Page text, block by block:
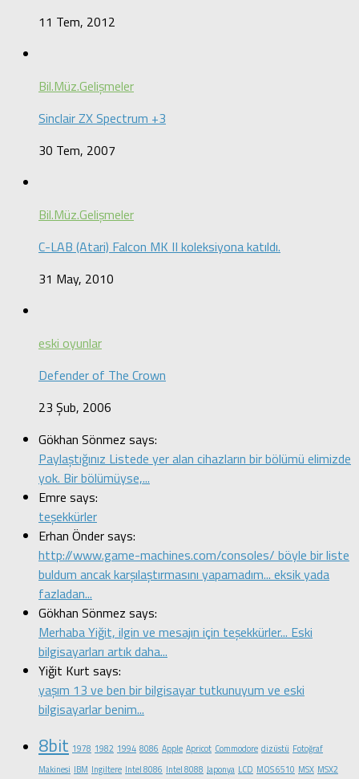
11 Tem, 2012
Bil.Müz.Gelişmeler
Sinclair ZX Spectrum +3
30 Tem, 2007
Bil.Müz.Gelişmeler
C-LAB (Atari) Falcon MK II koleksiyona katıldı.
31 May, 2010
eski oyunlar
Defender of The Crown
23 Şub, 2006
Gökhan Sönmez says:
Paylaştığınız Listede yer alan cihazların bir bölümü elimizde
yok. Bir bölümüyse,...
Emre says:
teşekkürler
Erhan Önder says:
http://www.game-machines.com/consoles/ böyle bir liste
buldum ancak karşılaştırmasını yapamadım... eksik yada
fazladan...
Gökhan Sönmez says:
Merhaba Yiğit, ilgin ve mesajın için teşekkürler... Eski
bilgisayarları artık daha...
Yiğit Kurt says:
yaşım 13 ve ben bir bilgisayar tutkunuyum ve eski
bilgisayarlar benim...
8bit 1978 1982 1994 8086 Apple Apricot Commodore dizüstü Fotoğraf
Makinesi IBM Ingiltere Intel 8086 Intel 8088 Japonya LCD MOS 6510 MSX MSX2